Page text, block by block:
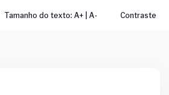
Tamanho do texto: A+ | A- Contraste